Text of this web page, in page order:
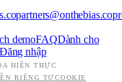
partners@onthebias.co
demoFAQDành cho
nhập
HIỆN THỰC
RIÊNG TƯCOOKIE